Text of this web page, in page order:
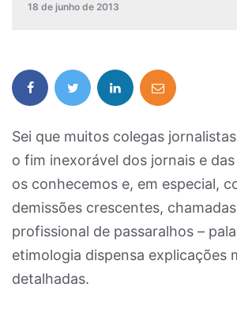
18 de junho de 2013
Sei que muitos colegas
o fim inexorável dos jornais e
os conhecemos e, em especial,
demissões crescentes,
profissional de passaralhos –
etimologia dispensa explicações
detalhadas.